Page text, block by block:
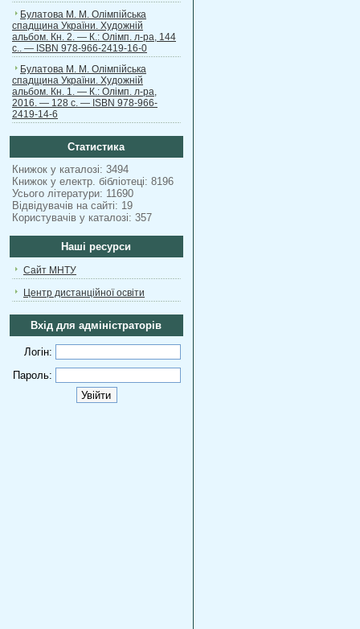
Булатова М. М. Олімпійська
спадщина України. Художній
альбом. Кн. 2. — К.: Олімп. л-ра, 144
с.. — ISBN 978-966-2419-16-0
Булатова М. М. Олімпійська
спадщина України. Художній
альбом. Кн. 1. — К.: Олімп. л-ра,
2016. — 128 с. — ISBN 978-966-
2419-14-6
Статистика
Книжок у каталозі: 3494
Книжок у електр. бібліотеці: 8196
Усього літератури: 11690
Відвідувачів на сайті: 19
Користувачів у каталозі: 357
Наші ресурси
Сайт МНТУ
Центр дистанційної освіти
Вхід для адміністраторів
Логін:
Пароль: